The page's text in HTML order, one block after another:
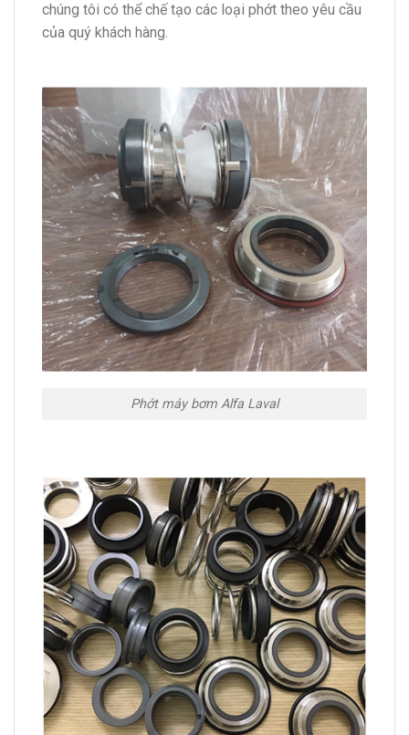
chúng tôi có thể chế tạo các loại phớt theo yêu cầu
của quý khách hàng.
Phớt máy bơm Alfa Laval